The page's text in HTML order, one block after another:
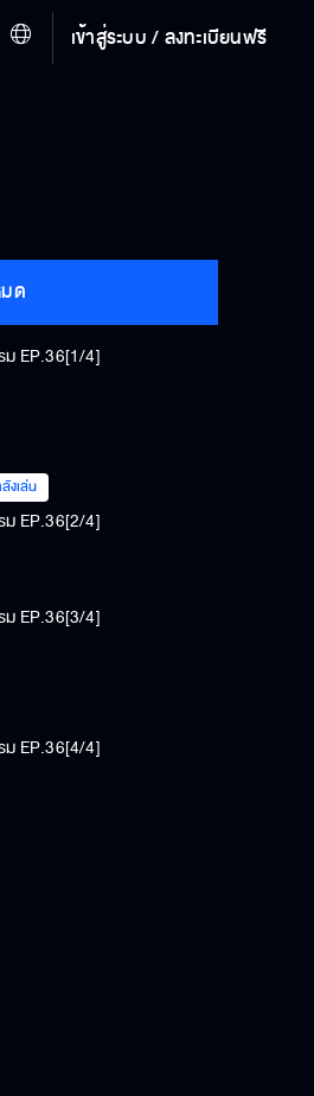
เข้าสู่ระบบ / ลงทะเบียนฟรี
ด
ม EP.36[1/4]
งเล่น
ม EP.36[2/4]
ม EP.36[3/4]
ม EP.36[4/4]